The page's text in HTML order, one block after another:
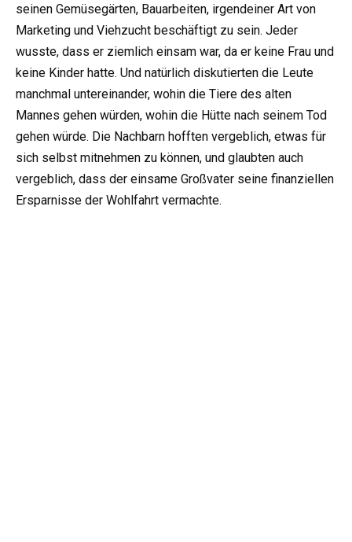
seinen Gemüsegärten, Bauarbeiten, irgendeiner Art von
Marketing und Viehzucht beschäftigt zu sein. Jeder
wusste, dass er ziemlich einsam war, da er keine Frau und
keine Kinder hatte. Und natürlich diskutierten die Leute
manchmal untereinander, wohin die Tiere des alten
Mannes gehen würden, wohin die Hütte nach seinem Tod
gehen würde. Die Nachbarn hofften vergeblich, etwas für
sich selbst mitnehmen zu können, und glaubten auch
vergeblich, dass der einsame Großvater seine finanziellen
Ersparnisse der Wohlfahrt vermachte.